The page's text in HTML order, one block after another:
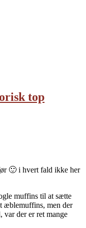
top
🙂 i hvert fald ikke her
muffins til at sætte
æblemuffins, men der
der er ret mange